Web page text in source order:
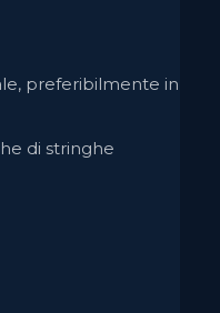
preferibilmente in
di stringhe